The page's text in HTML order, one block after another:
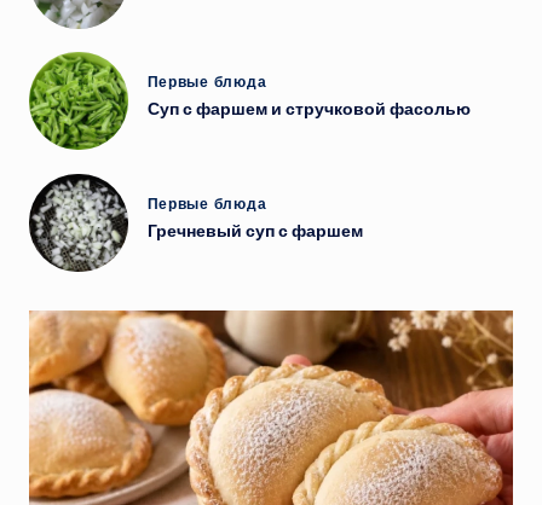
Опубликовано
в
Первые блюда
Суп с фаршем и стручковой фасолью
Опубликовано
в
Первые блюда
Гречневый суп с фаршем